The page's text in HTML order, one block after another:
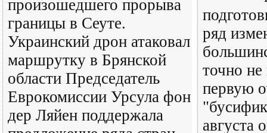
произошедшего прорыва
границы в Сеуте.
Украинский дрон атаковал
маршрутку в Брянской
области Председатель
Еврокомиссии Урсула фон
дер Ляйен поддержала
ряд
точно не
первую
августа